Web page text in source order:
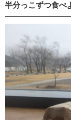
半分っこずつ食べ